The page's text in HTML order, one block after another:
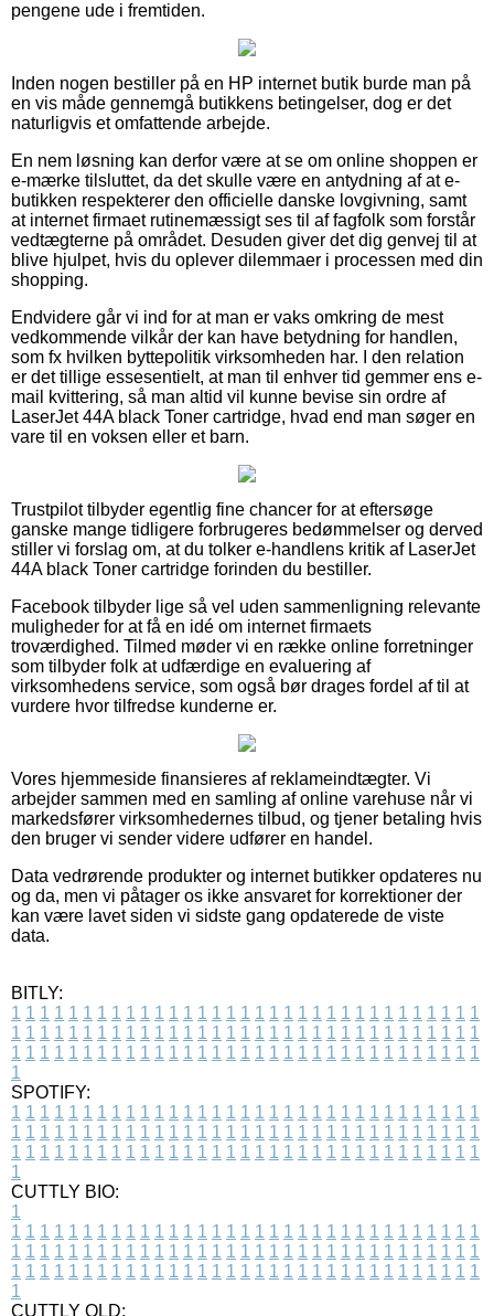
pengene ude i fremtiden.
Inden nogen bestiller på en HP internet butik burde man på
en vis måde gennemgå butikkens betingelser, dog er det
naturligvis et omfattende arbejde.
En nem løsning kan derfor være at se om online shoppen er
e-mærke tilsluttet, da det skulle være en antydning af at e-
butikken respekterer den officielle danske lovgivning, samt
at internet firmaet rutinemæssigt ses til af fagfolk som forstår
vedtægterne på området. Desuden giver det dig genvej til at
blive hjulpet, hvis du oplever dilemmaer i processen med din
shopping.
Endvidere går vi ind for at man er vaks omkring de mest
vedkommende vilkår der kan have betydning for handlen,
som fx hvilken byttepolitik virksomheden har. I den relation
er det tillige essesentielt, at man til enhver tid gemmer ens e-
mail kvittering, så man altid vil kunne bevise sin ordre af
LaserJet 44A black Toner cartridge, hvad end man søger en
vare til en voksen eller et barn.
Trustpilot tilbyder egentlig fine chancer for at eftersøge
ganske mange tidligere forbrugeres bedømmelser og derved
stiller vi forslag om, at du tolker e-handlens kritik af LaserJet
44A black Toner cartridge forinden du bestiller.
Facebook tilbyder lige så vel uden sammenligning relevante
muligheder for at få en idé om internet firmaets
troværdighed. Tilmed møder vi en række online forretninger
som tilbyder folk at udfærdige en evaluering af
virksomhedens service, som også bør drages fordel af til at
vurdere hvor tilfredse kunderne er.
Vores hjemmeside finansieres af reklameindtægter. Vi
arbejder sammen med en samling af online varehuse når vi
markedsfører virksomhedernes tilbud, og tjener betaling hvis
den bruger vi sender videre udfører en handel.
Data vedrørende produkter og internet butikker opdateres nu
og da, men vi påtager os ikke ansvaret for korrektioner der
kan være lavet siden vi sidste gang opdaterede de viste
data.
BITLY:
1 1 1 1 1 1 1 1 1 1 1 1 1 1 1 1 1 1 1 1 1 1 1 1 1 1 1 1 1 1 1 1 1
1 1 1 1 1 1 1 1 1 1 1 1 1 1 1 1 1 1 1 1 1 1 1 1 1 1 1 1 1 1 1 1 1
1 1 1 1 1 1 1 1 1 1 1 1 1 1 1 1 1 1 1 1 1 1 1 1 1 1 1 1 1 1 1 1 1
1
SPOTIFY:
1 1 1 1 1 1 1 1 1 1 1 1 1 1 1 1 1 1 1 1 1 1 1 1 1 1 1 1 1 1 1 1 1
1 1 1 1 1 1 1 1 1 1 1 1 1 1 1 1 1 1 1 1 1 1 1 1 1 1 1 1 1 1 1 1 1
1 1 1 1 1 1 1 1 1 1 1 1 1 1 1 1 1 1 1 1 1 1 1 1 1 1 1 1 1 1 1 1 1
1
CUTTLY BIO:
1
1 1 1 1 1 1 1 1 1 1 1 1 1 1 1 1 1 1 1 1 1 1 1 1 1 1 1 1 1 1 1 1 1
1 1 1 1 1 1 1 1 1 1 1 1 1 1 1 1 1 1 1 1 1 1 1 1 1 1 1 1 1 1 1 1 1
1 1 1 1 1 1 1 1 1 1 1 1 1 1 1 1 1 1 1 1 1 1 1 1 1 1 1 1 1 1 1 1 1
1
CUTTLY OLD: